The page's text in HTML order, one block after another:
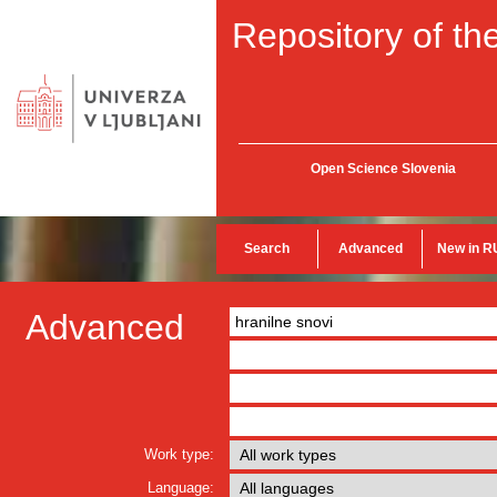
Repository of
Open Science Slovenia
Search Advanced New in
Advanced
Work type:
Language: